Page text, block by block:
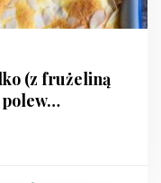
(z frużeliną
polew…